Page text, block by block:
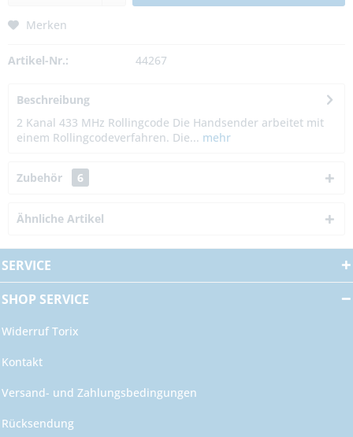
Merken
Artikel-Nr.: 44267
Beschreibung
2 Kanal 433 MHz Rollingcode Die Handsender arbeitet mit
einem Rollingcodeverfahren. Die... mehr
Zubehör 6
Ähnliche Artikel
SERVICE
SHOP SERVICE
Widerruf Torix
Kontakt
Versand- und Zahlungsbedingungen
Rücksendung